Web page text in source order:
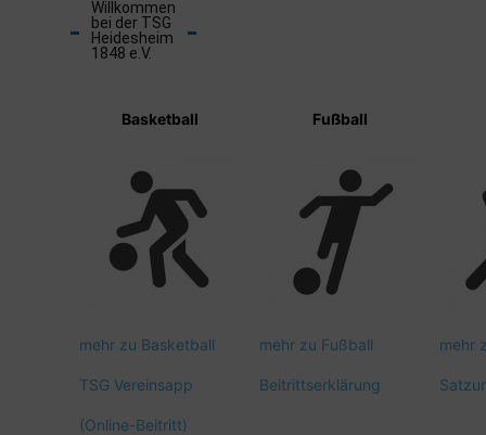
Willkommen
bei der TSG
Heidesheim
1848 e.V.
Basketball Fußball
mehr zu Basketball mehr zu Fußball mehr
TSG Vereinsapp Beitrittserklärung
(Online-Beitritt)